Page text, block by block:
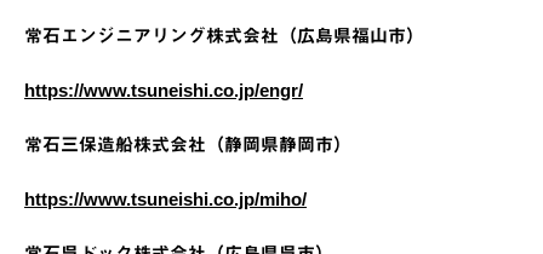
常石エンジニアリング株式会社（広島県福山市）
https://www.tsuneishi.co.jp/engr/
常石三保造船株式会社（静岡県静岡市）
https://www.tsuneishi.co.jp/miho/